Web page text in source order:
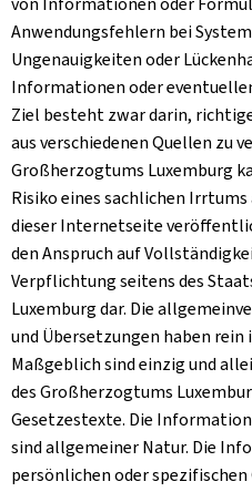
Anwendungsfehlern bei
Ungenauigkeiten oder
Informationen oder
Ziel besteht zwar darin,
aus verschiedenen Quellen zu
Großherzogtums Luxemburg
Risiko eines sachlichen
dieser Internetseite
den Anspruch auf
Verpflichtung seitens des
Luxemburg dar. Die
und Übersetzungen haben
Maßgeblich sind einzig und
des Großherzogtums
Gesetzestexte. Die
sind allgemeiner Natur. Die
persönlichen oder